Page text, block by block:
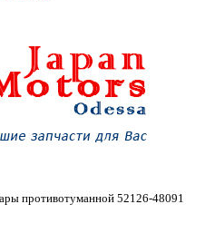
противотуманной 52126-48091